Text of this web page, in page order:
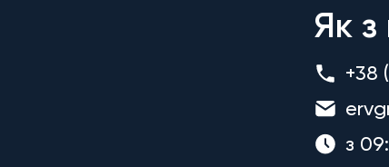
Як з
+38
з